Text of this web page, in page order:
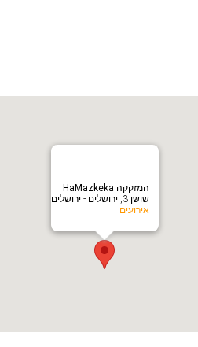
המזקקה HaMazkeka
שושן 3, ירושלים - ירושלים
אירועים